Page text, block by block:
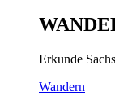
Erkunde
Wandern